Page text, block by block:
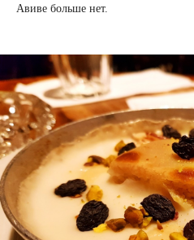
Авиве больше нет.